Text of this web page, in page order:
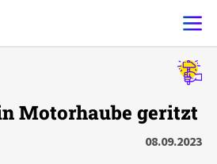
Motorhaube geritzt
08.09.2023